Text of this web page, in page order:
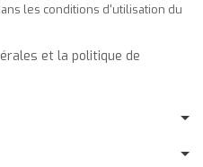
les conditions d'utilisation du
et la politique de